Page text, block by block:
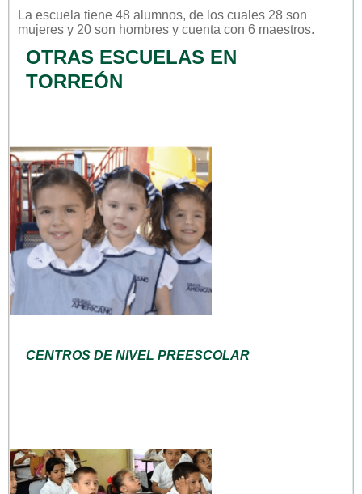
La escuela tiene 48 alumnos, de los cuales 28 son
mujeres y 20 son hombres y cuenta con 6 maestros.
OTRAS ESCUELAS EN
TORREÓN
CENTROS DE NIVEL PREESCOLAR